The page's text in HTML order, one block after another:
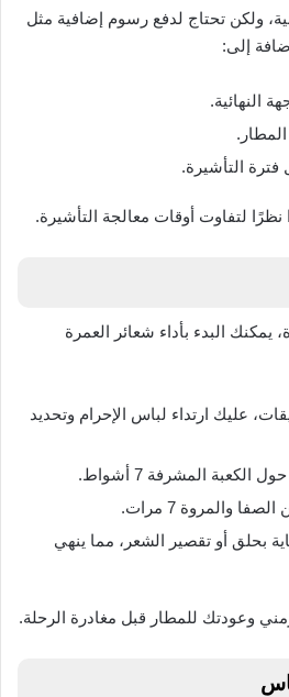
ولكن تحتاج لدفع رسوم إضافية مثل
إلى:
النهائية.
فترة التأشيرة.
نظرًا لتفاوت أوقات معالجة التأشيرة.
يمكنك البدء بأداء شعائر العمرة
عليك ارتداء لباس الإحرام وتحديد
المشرفة 7 أشواط.
والمروة 7 مرات.
بحلق أو تقصير الشعر، مما ينهي
وعودتك للمطار قبل مغادرة الرحلة.